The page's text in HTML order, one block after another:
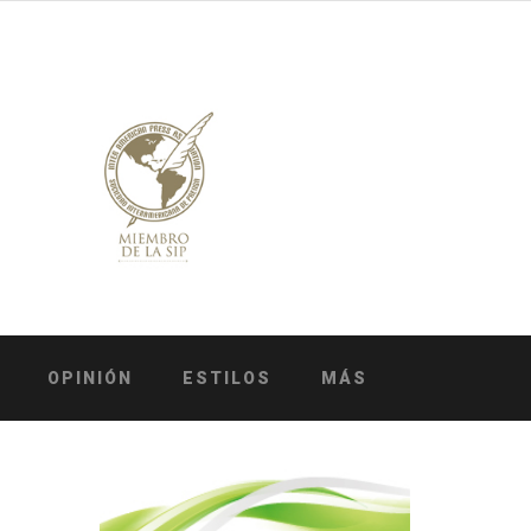
OPINIÓN ESTILOS MÁS